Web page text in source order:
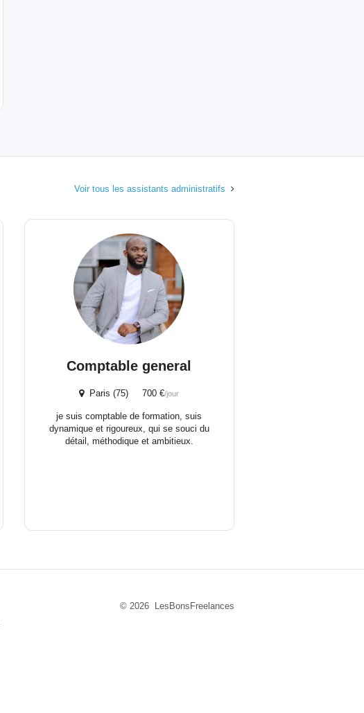
Voir tous les assistants administratifs
Comptable general
Paris (75) 700 €/jour
je suis comptable de formation, suis
dynamique et rigoureux, qui se souci du
détail, méthodique et ambitieux.
© 2026 LesBonsFreelances